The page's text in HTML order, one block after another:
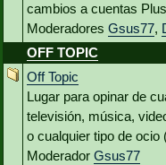
cambios a cuentas
Moderadores Gsus77,
OFF TOPIC
Off Topic
Lugar para opinar de
televisión, música,
o cualquier tipo de ocio
Moderador Gsus77